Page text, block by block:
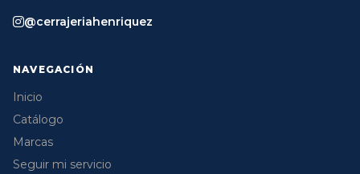
@cerrajeriahenriquez
NAVEGACIÓN
Inicio
Catálogo
Marcas
Seguir mi servicio